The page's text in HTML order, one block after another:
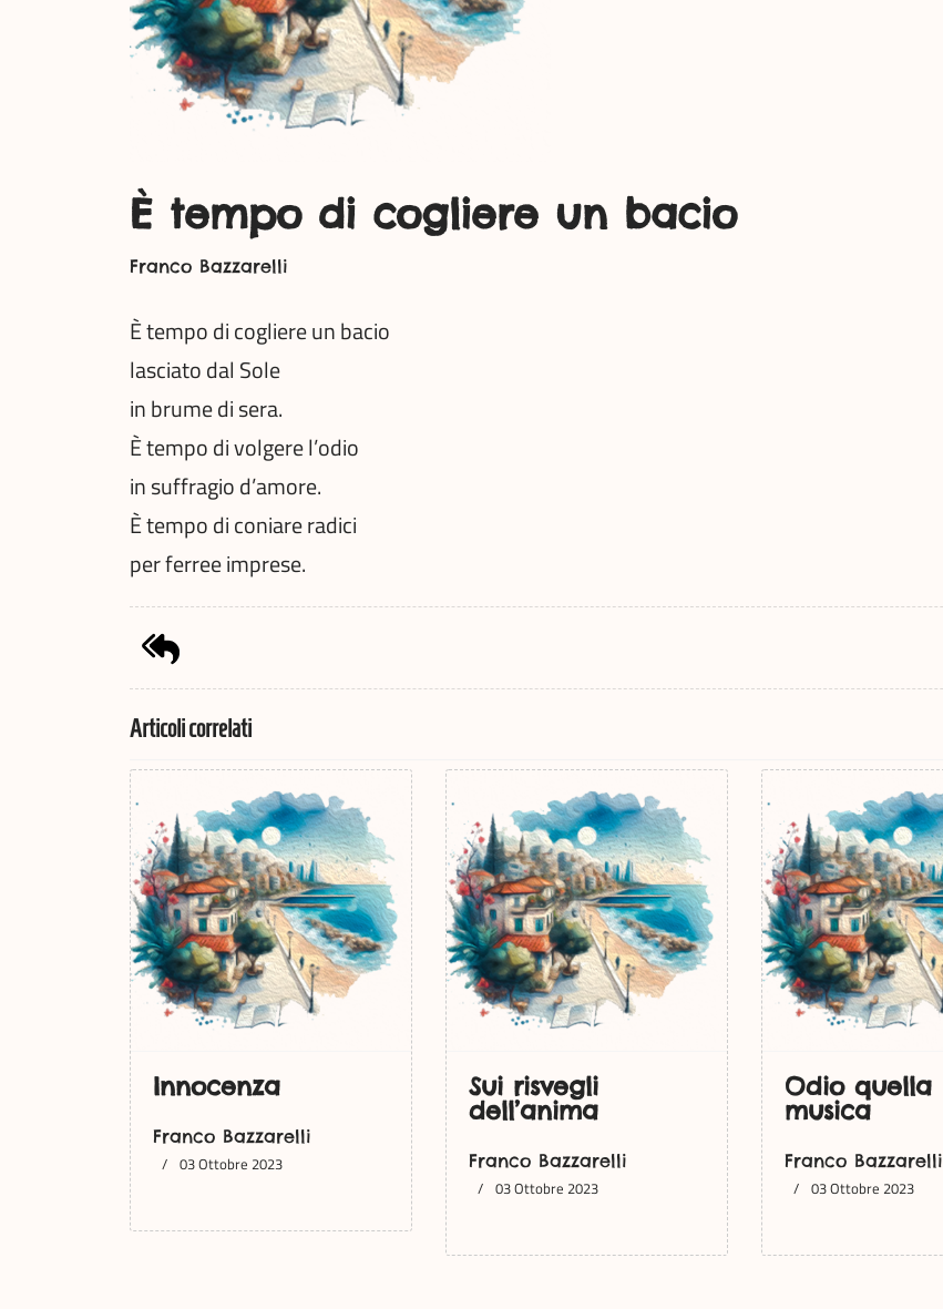
È tempo di cogliere un bacio
Franco Bazzarelli
È tempo di cogliere un bacio
lasciato dal Sole
in brume di sera.
È tempo di volgere l’odio
in suffragio d’amore.
È tempo di coniare radici
per ferree imprese.
Articoli correlati
Innocenza
Franco Bazzarelli
03 Ottobre 2023
Sui risvegli
dell’anima
Franco Bazzarelli
03 Ottobre 2023
Odio quella
musica
Franco Bazzarelli
03 Ottobre 2023